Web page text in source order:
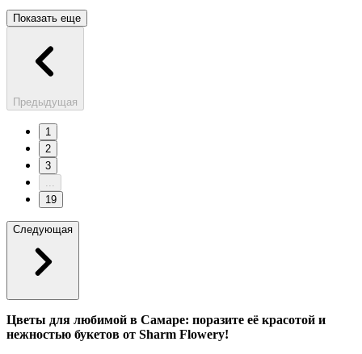
Показать еще
Предыдущая
1
2
3
...
19
Следующая
Цветы для любимой в Самаре: поразите её красотой и
нежностью букетов от Sharm Flowery!